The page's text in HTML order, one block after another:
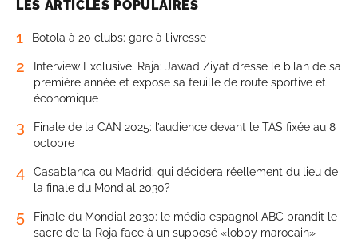
LES ARTICLES POPULAIRES
1 Botola à 20 clubs: gare à l’ivresse
2
Interview Exclusive. Raja: Jawad Ziyat dresse le bilan de sa
première année et expose sa feuille de route sportive et
économique
3
Finale de la CAN 2025: l’audience devant le TAS fixée au 8
octobre
4
Casablanca ou Madrid: qui décidera réellement du lieu de
la finale du Mondial 2030?
5
Finale du Mondial 2030: le média espagnol ABC brandit le
sacre de la Roja face à un supposé «lobby marocain»